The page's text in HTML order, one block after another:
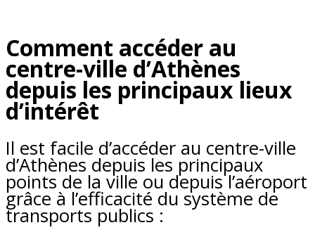
Comment accéder au
centre-ville d’Athènes
depuis les principaux lieux
d’intérêt
Il est facile d’accéder au centre-ville
d’Athènes depuis les principaux
points de la ville ou depuis l’aéroport
grâce à l’efficacité du système de
transports publics :